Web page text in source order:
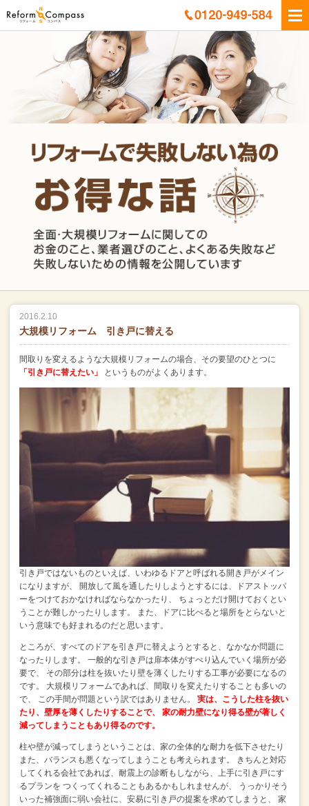
2016.2.10
大規模リフォーム 引き戸に替える
間取りを変えるような大規模リフォームの場合、その要望のひとつに
「引き戸に替えたい」
というものがよくあります。
引き戸ではないものといえば、いわゆるドアと呼ばれる開き戸がメイン
になりますが、
開放して風を通したりしようとするには、ドアストッパ
ーをつけておかなければならなかったり、
ちょっとだけ開けておくとい
うことが難しかったりします。
また、ドアに比べると場所をとらないと
いう意味でも好まれるのだと思います。
ところが、すべてのドアを引き戸に替えようとすると、なかなか問題に
なったりします。
一般的な引き戸は扉本体がすべり込んでいく場所が必
要で、
その部分は柱を抜いたり壁を薄くしたりする工事が必要になるの
です。
大規模リフォームであれば、間取りを変えたりすることも多いの
で、
この手間が問題という訳ではありません。
実は、こうした柱を抜い
たり、壁厚を薄くしたりすることで、
家の耐力壁になり得る壁が著しく
減ってしまうこともあり得るのです。
柱や壁が減ってしまうということは、家の全体的な耐力を低下させたり
また、バランスも悪くなってしまうことも考えられます。
きちんと対応
してくれる会社であれば、耐震上の診断もしながら、上手に引き戸にす
るプランを つくってくれることもあるかもしれませんが、
うっかりそう
いった補強面に弱い会社に、安易に引き戸の提案を求めてしまうと、
家